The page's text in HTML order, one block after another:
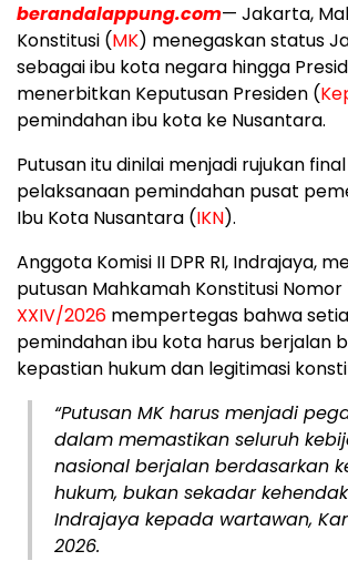
berandalappung.com— Jakarta,
Konstitusi (MK) menegaskan status
sebagai ibu kota negara hingga
menerbitkan Keputusan Presiden (
pemindahan ibu kota ke Nusantara.
Putusan itu dinilai menjadi rujukan
pelaksanaan pemindahan pusat
Ibu Kota Nusantara (IKN).
Anggota Komisi II DPR RI, Indrajaya,
putusan Mahkamah Konstitusi Nomor
XXIV/2026 mempertegas bahwa
pemindahan ibu kota harus berjalan
kepastian hukum dan legitimasi
“Putusan MK harus menjadi
dalam memastikan seluruh
nasional berjalan berdasarkan
hukum, bukan sekadar
Indrajaya kepada wartawan,
2026.